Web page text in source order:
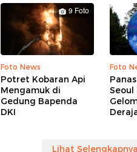
9 Foto
Foto News
Potret Kobaran Api
Mengamuk di
Gedung Bapenda
DKI
Foto
Seoul
Lihat Selengkapnya